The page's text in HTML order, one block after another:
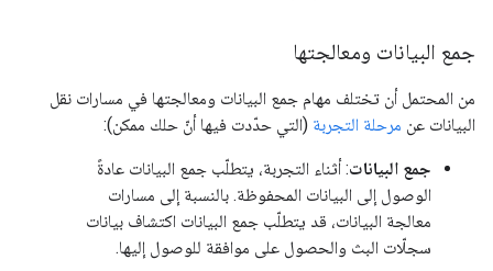
جمع البيانات ومعالجتها
من المحتمل أن تختلف مهام جمع البيانات ومعالجتها في مسارات نقل
البيانات عن مرحلة التجربة (التي حدّدت فيها أنّ حلك ممكن):
جمع البيانات: أثناء التجربة، يتطلّب جمع البيانات عادةً
الوصول إلى البيانات المحفوظة. بالنسبة إلى مسارات
معالجة البيانات، قد يتطلّب جمع البيانات اكتشاف بيانات
سجلّات البث والحصول على موافقة للوصول إليها.